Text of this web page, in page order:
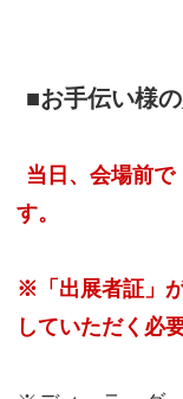
■お手伝い様
当日、会場前で
す。
※「出展者証」
していただく必